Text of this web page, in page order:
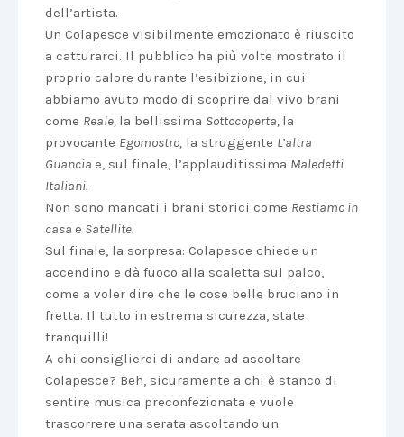
dell’artista.
Un Colapesce visibilmente emozionato è riuscito
a catturarci. Il pubblico ha più volte mostrato il
proprio calore durante l’esibizione, in cui
abbiamo avuto modo di scoprire dal vivo brani
come Reale, la bellissima Sottocoperta, la
provocante Egomostro, la struggente L’altra
Guancia e, sul finale, l’applauditissima Maledetti
Italiani.
Non sono mancati i brani storici come Restiamo in
casa e Satellite.
Sul finale, la sorpresa: Colapesce chiede un
accendino e dà fuoco alla scaletta sul palco,
come a voler dire che le cose belle bruciano in
fretta. Il tutto in estrema sicurezza, state
tranquilli!
A chi consiglierei di andare ad ascoltare
Colapesce? Beh, sicuramente a chi è stanco di
sentire musica preconfezionata e vuole
trascorrere una serata ascoltando un